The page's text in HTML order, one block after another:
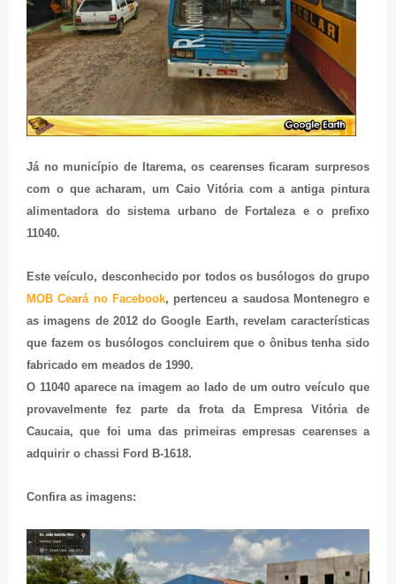
Já no município de Itarema, os cearenses ficaram surpresos
com o que acharam, um Caio Vitória com a antiga pintura
alimentadora do sistema urbano de Fortaleza e o prefixo
11040.
Este veículo, desconhecido por todos os busólogos do grupo
MOB Ceará no Facebook, pertenceu a saudosa Montenegro e
as imagens de 2012 do Google Earth, revelam características
que fazem os busólogos concluirem que o ônibus tenha sido
fabricado em meados de 1990.
O 11040 aparece na imagem ao lado de um outro veículo que
provavelmente fez parte da frota da Empresa Vitória de
Caucaia, que foi uma das primeiras empresas cearenses a
adquirir o chassi Ford B-1618.
Confira as imagens: